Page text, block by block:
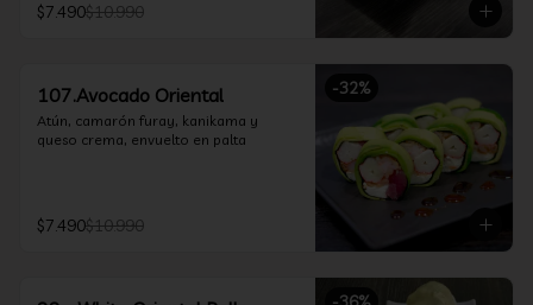
$7.490$10.990
-32%
107.Avocado Oriental
Atún, camarón furay, kanikama y
queso crema, envuelto en palta
$7.490$10.990